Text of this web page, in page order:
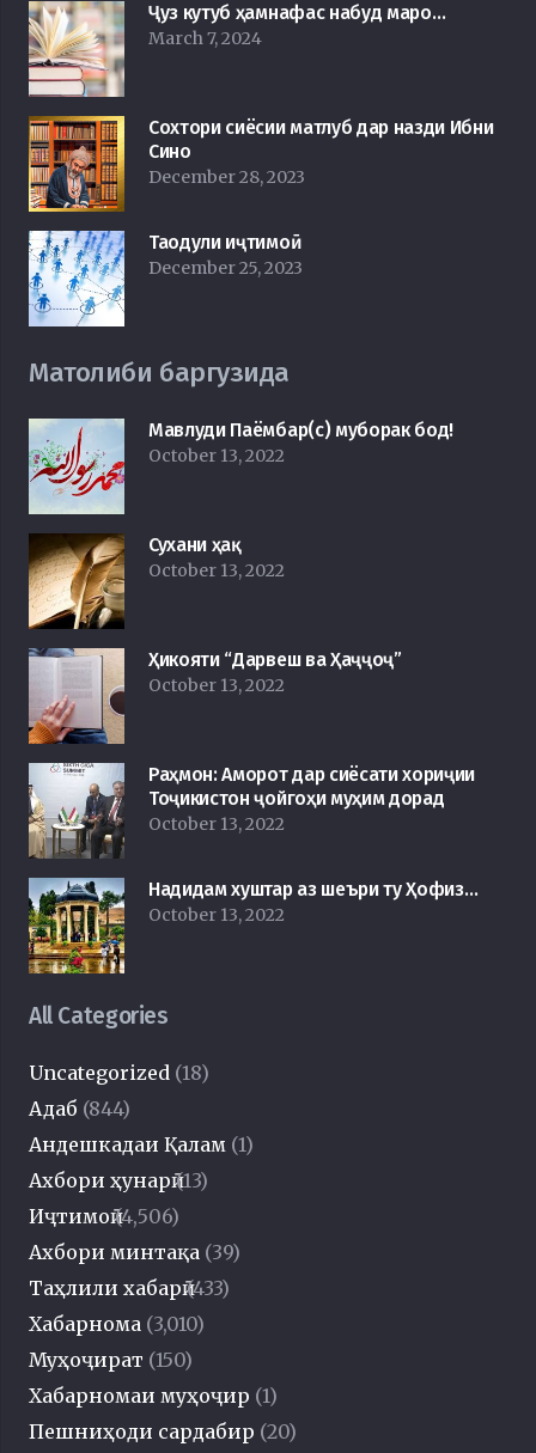
Ҷуз кутуб ҳамнафас набуд маро…
March 7, 2024
Сохтори сиёсии матлуб дар назди Ибни
Сино
December 28, 2023
Таодули иҷтимоӣ
December 25, 2023
Матолиби баргузида
Мавлуди Паёмбар(с) муборак бод!
October 13, 2022
Сухани ҳақ
October 13, 2022
Ҳикояти “Дарвеш ва Ҳаҷҷоҷ”
October 13, 2022
Раҳмон: Аморот дар сиёсати хориҷии
Тоҷикистон ҷойгоҳи муҳим дорад
October 13, 2022
Надидам хуштар аз шеъри ту Ҳофиз…
October 13, 2022
All Categories
Uncategorized (18)
Адаб (844)
Андешкадаи Қалам (1)
Ахбори ҳунарӣ(13)
Иҷтимоӣ(4,506)
Ахбори минтақа (39)
Таҳлили хабарӣ(433)
Хабарнома (3,010)
Муҳоҷират (150)
Хабарномаи муҳоҷир (1)
Пешниҳоди сардабир (20)